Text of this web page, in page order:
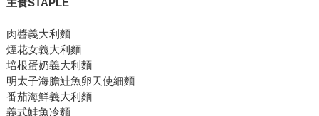
主食STAPLE
肉醬義大利麵
煙花女義大利麵
培根蛋奶義大利麵
明太子海膽鮭魚卵天使細麵
番茄海鮮義大利麵
義式鮭魚冷麵